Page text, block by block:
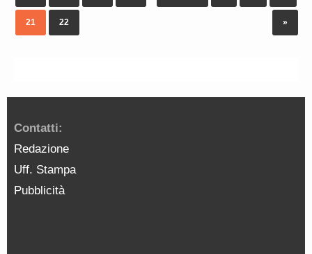
21 22 »
Contatti:
Redazione
Uff. Stampa
Pubblicità